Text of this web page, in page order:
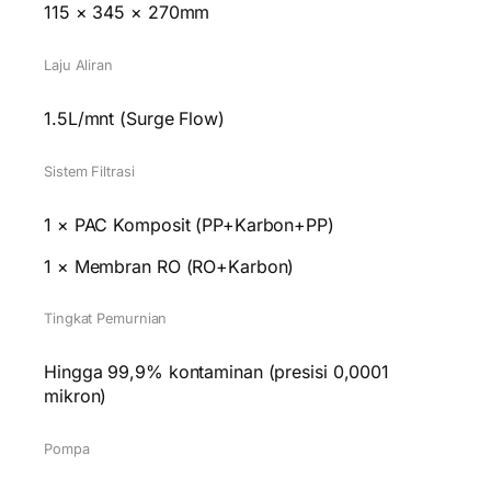
115 × 345 × 270mm
Laju Aliran
1.5L/mnt (Surge Flow)
Sistem Filtrasi
1 × PAC Komposit (PP+Karbon+PP)
1 × Membran RO (RO+Karbon)
Tingkat Pemurnian
Hingga 99,9% kontaminan (presisi 0,0001
mikron)
Pompa